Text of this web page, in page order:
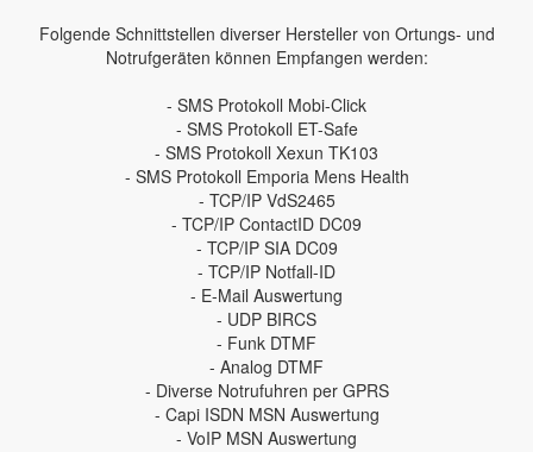
Folgende Schnittstellen diverser Hersteller von Ortungs- und
Notrufgeräten können Empfangen werden:
- SMS Protokoll Mobi-Click
- SMS Protokoll ET-Safe
- SMS Protokoll Xexun TK103
- SMS Protokoll Emporia Mens Health
- TCP/IP VdS2465
- TCP/IP ContactID DC09
- TCP/IP SIA DC09
- TCP/IP Notfall-ID
- E-Mail Auswertung
- UDP BIRCS
- Funk DTMF
- Analog DTMF
- Diverse Notrufuhren per GPRS
- Capi ISDN MSN Auswertung
- VoIP MSN Auswertung